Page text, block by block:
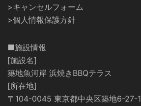
>キャンセルフォーム
>個人情報保護方針
■施設情報
[施設名]
築地魚河岸 浜焼きBBQテラス
[所在地]
〒104-0045 東京都中央区築地6-27-1